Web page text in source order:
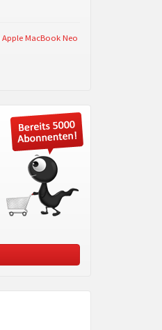
Apple MacBook Neo